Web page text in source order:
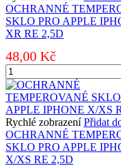
G2
MINI
RE
množství
OCHRANNÉ
SKLO PRO APPLE
XR RE 2,5D
48,00 Kč
OCHRANNÉ
TEMPEROVANÉ
SKLO
PRO
APPLE
IPHONE
XR
RE
Rychlé zobrazení Přidat
OCHRANNÉ
SKLO PRO APPLE
X/XS RE 2,5D